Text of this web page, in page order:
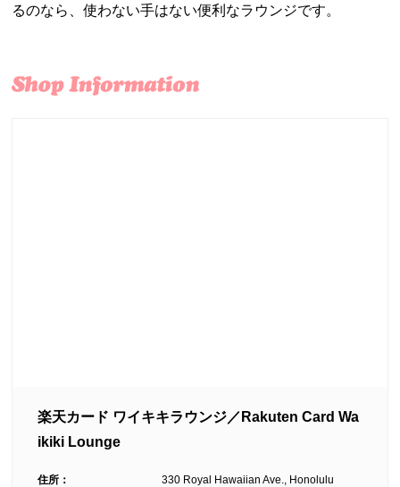
るのなら、使わない手はない便利なラウンジです。
楽天カード ワイキキラウンジ／Rakuten Card Wa
ikiki Lounge
住所： 330 Royal Hawaiian Ave., Honolulu